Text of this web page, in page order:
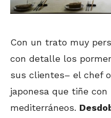
Con un trato muy
con detalle los
sus clientes– el chef
japonesa que tiñe
mediterráneos.